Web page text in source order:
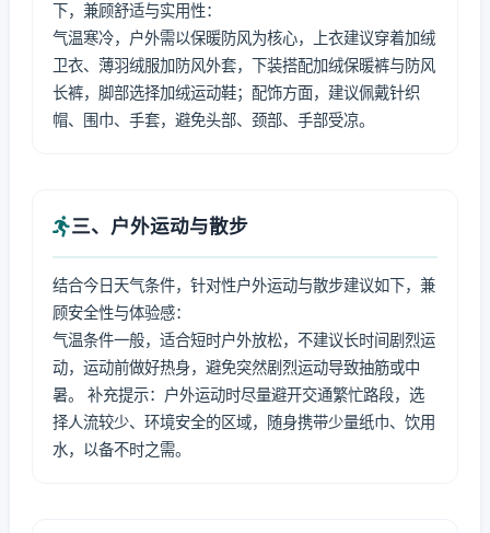
下，兼顾舒适与实用性：
气温寒冷，户外需以保暖防风为核心，上衣建议穿着加绒
卫衣、薄羽绒服加防风外套，下装搭配加绒保暖裤与防风
长裤，脚部选择加绒运动鞋；配饰方面，建议佩戴针织
帽、围巾、手套，避免头部、颈部、手部受凉。
三、户外运动与散步
结合今日天气条件，针对性户外运动与散步建议如下，兼
顾安全性与体验感：
气温条件一般，适合短时户外放松，不建议长时间剧烈运
动，运动前做好热身，避免突然剧烈运动导致抽筋或中
暑。 补充提示：户外运动时尽量避开交通繁忙路段，选
择人流较少、环境安全的区域，随身携带少量纸巾、饮用
水，以备不时之需。